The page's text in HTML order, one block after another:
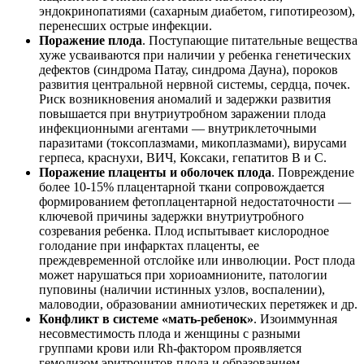
эндокринопатиями (сахарным диабетом, гипотиреозом),
перенесших острые инфекции.
Поражение плода. Поступающие питательные вещества
хуже усваиваются при наличии у ребенка генетических
дефектов (синдрома Патау, синдрома Дауна), пороков
развития центральной нервной системы, сердца, почек.
Риск возникновения аномалий и задержки развития
повышается при внутриутробном заражении плода
инфекционными агентами — внутриклеточными
паразитами (токсоплазмами, микоплазмами), вирусами
герпеса, краснухи, ВИЧ, Коксаки, гепатитов В и С.
Поражение плаценты и оболочек плода. Повреждение
более 10-15% плацентарной ткани сопровождается
формированием фетоплацентарной недостаточности —
ключевой причины задержки внутриутробного
созревания ребенка. Плод испытывает кислородное
голодание при инфарктах плаценты, ее
преждевременной отслойке или инволюции. Рост плода
может нарушаться при хориоамнионите, патологии
пуповины (наличии истинных узлов, воспалении),
маловодии, образовании амниотических перетяжек и др.
Конфликт в системе «мать-ребенок». Изоиммунная
несовместимость плода и женщины с разными
группами крови или Rh-фактором проявляется